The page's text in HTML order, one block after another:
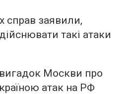
справ заявили,
такі атаки
Москви про
атак на РФ